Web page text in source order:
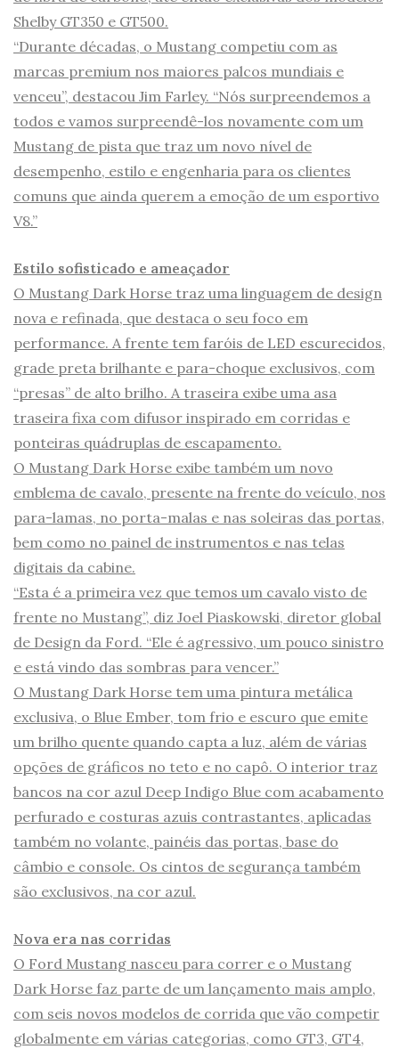
Shelby GT350 e GT500.
“Durante décadas, o Mustang competiu com as
marcas premium nos maiores palcos mundiais e
venceu”, destacou Jim Farley. “Nós surpreendemos a
todos e vamos surpreendê-los novamente com um
Mustang de pista que traz um novo nível de
desempenho, estilo e engenharia para os clientes
comuns que ainda querem a emoção de um esportivo
V8.”
Estilo sofisticado e ameaçador
O Mustang Dark Horse traz uma linguagem de design
nova e refinada, que destaca o seu foco em
performance. A frente tem faróis de LED escurecidos,
grade preta brilhante e para-choque exclusivos, com
“presas” de alto brilho. A traseira exibe uma asa
traseira fixa com difusor inspirado em corridas e
ponteiras quádruplas de escapamento.
O Mustang Dark Horse exibe também um novo
emblema de cavalo, presente na frente do veículo, nos
para-lamas, no porta-malas e nas soleiras das portas,
bem como no painel de instrumentos e nas telas
digitais da cabine.
“Esta é a primeira vez que temos um cavalo visto de
frente no Mustang”, diz Joel Piaskowski, diretor global
de Design da Ford. “Ele é agressivo, um pouco sinistro
e está vindo das sombras para vencer.”
O Mustang Dark Horse tem uma pintura metálica
exclusiva, o Blue Ember, tom frio e escuro que emite
um brilho quente quando capta a luz, além de várias
opções de gráficos no teto e no capô. O interior traz
bancos na cor azul Deep Indigo Blue com acabamento
perfurado e costuras azuis contrastantes, aplicadas
também no volante, painéis das portas, base do
câmbio e console. Os cintos de segurança também
são exclusivos, na cor azul.
Nova era nas corridas
O Ford Mustang nasceu para correr e o Mustang
Dark Horse faz parte de um lançamento mais amplo,
com seis novos modelos de corrida que vão competir
globalmente em várias categorias, como GT3, GT4,